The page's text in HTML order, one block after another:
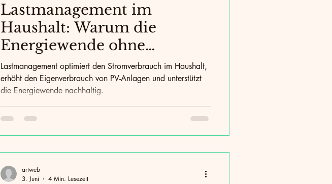
Lastmanagement im
Haushalt: Warum die
Energiewende ohne
intelligente Steuerung nicht
funktioniert
Lastmanagement optimiert den Stromverbrauch im Haushalt,
erhöht den Eigenverbrauch von PV-Anlagen und unterstützt
die Energiewende nachhaltig.
artweb
3. Juni
4 Min. Lesezeit